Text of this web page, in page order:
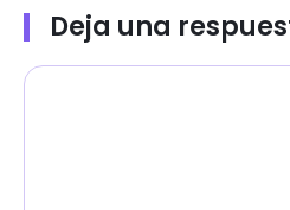
Deja una